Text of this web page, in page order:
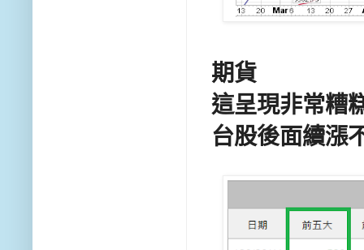
期貨
這呈現非常糟
台股後面續漲